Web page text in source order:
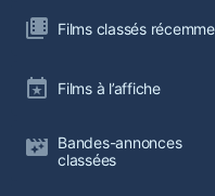
Films classés
Films à l’affiche
Bandes-annonces
classées